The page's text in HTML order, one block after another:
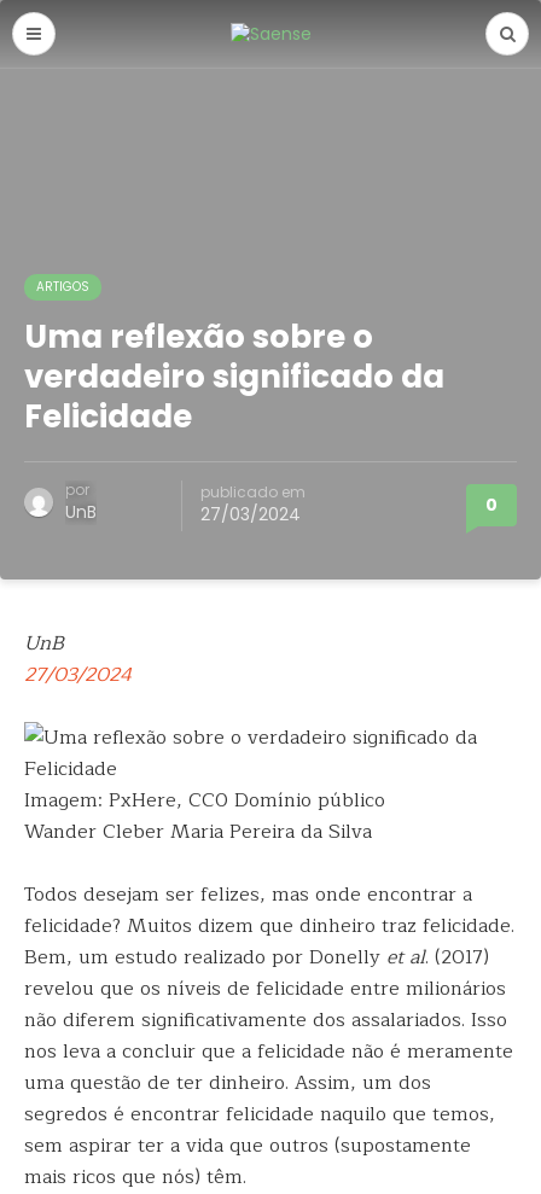
ARTIGOS
Uma reflexão sobre o
verdadeiro significado da
Felicidade
por
UnB
publicado em
27/03/2024 0
UnB
27/03/2024
Imagem: PxHere, CC0 Domínio público
Wander Cleber Maria Pereira da Silva
Todos desejam ser felizes, mas onde encontrar a
felicidade? Muitos dizem que dinheiro traz felicidade.
Bem, um estudo realizado por Donelly et al. (2017)
revelou que os níveis de felicidade entre milionários
não diferem significativamente dos assalariados. Isso
nos leva a concluir que a felicidade não é meramente
uma questão de ter dinheiro. Assim, um dos
segredos é encontrar felicidade naquilo que temos,
sem aspirar ter a vida que outros (supostamente
mais ricos que nós) têm.